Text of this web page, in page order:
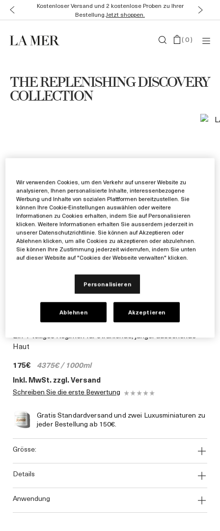
Kostenloser Versand und 2 kostenlose Proben zu Ihrer
Bestellung.Jetzt shoppen.
(0)
THE REPLENISHING DISCOVERY
COLLECTION
Ein 4-teiliges Regimen für strahlende, jünger aussehende
Haut
175€
4375€ / 1000ml
Inkl. MwSt. zzgl. Versand
Schreiben Sie die erste Bewertung
Gratis Standardversand und zwei Luxusminiaturen zu
jeder Bestellung ab 150€.
grösse:
details
anwendung
Wir verwenden Cookies, um den Verkehr auf unserer Website zu
analysieren, Ihnen personalisierte Inhalte, interessenbezogene
Werbung und Inhalte von sozialen Plattformen bereitzustellen. Sie
können Ihre Cookie-Einstellungen auswählen oder weitere
Informationen zu Cookies erhalten, indem Sie auf Personalisieren
klicken. Weitere Informationen erhalten Sie ausserdem jederzeit in
unserer Datenschutzrichtlinie. Sie können auf Akzeptieren oder
Ablehnen klicken, um alle Cookies zu akzeptieren oder abzulehnen.
Sie können Ihre Zustimmung jederzeit widerrufen, indem Sie unten
auf dieser Website auf "Cookies der Webseite verwalten" klicken.
Personalisieren
Ablehnen Akzeptieren